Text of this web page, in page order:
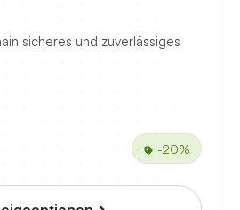
sicheres und zuverlässiges
-20%